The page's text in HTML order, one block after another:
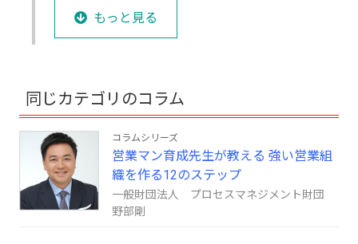
もっと見る
同じカテゴリのコラム
コラムシリーズ
営業マン育成先生が教える 強い営業組
織を作る12のステップ
一般財団法人 プロセスマネジメント財団
野部剛